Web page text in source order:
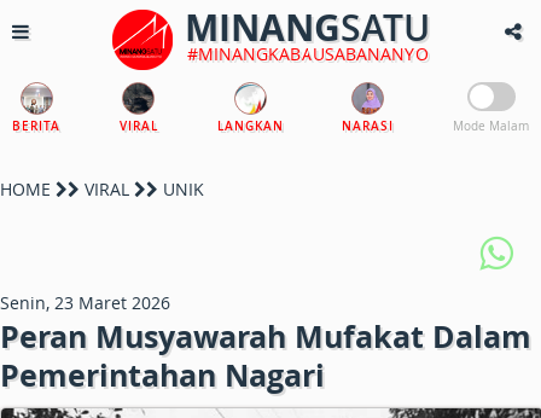
MINANGSATU
#MINANGKABAUSABANANYO
BERITA VIRAL LANGKAN NARASI Mode Malam
HOME VIRAL UNIK
Senin, 23 Maret 2026
Peran Musyawarah Mufakat Dalam
Pemerintahan Nagari